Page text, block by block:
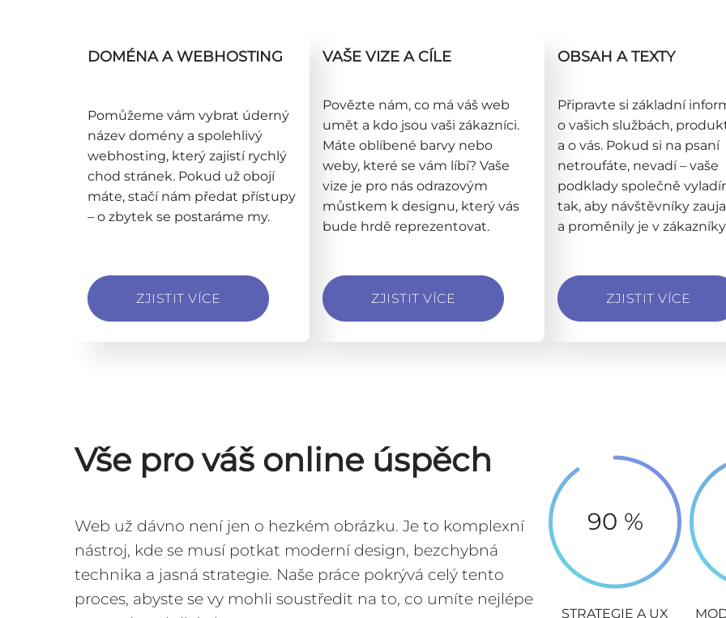
DOMÉNA A WEBHOSTING
Pomůžeme vám vybrat úderný
název domény a spolehlivý
webhosting, který zajistí rychlý
chod stránek. Pokud už obojí
máte, stačí nám předat přístupy
– o zbytek se postaráme my.
ZJISTIT VÍCE
VAŠE VIZE A CÍLE
Povězte nám, co má váš web
umět a kdo jsou vaši zákazníci.
Máte oblíbené barvy nebo
weby, které se vám líbí? Vaše
vize je pro nás odrazovým
můstkem k designu, který vás
bude hrdě reprezentovat.
ZJISTIT VÍCE
OBSAH A TEXTY
Připravte si základní
o vašich službách,
a o vás. Pokud si na psaní
netroufáte, nevadí – vaše
podklady společně
tak, aby návštěvníky
a proměnily je v
ZJISTIT VÍCE
Vše pro váš online úspěch
Web už dávno není jen o hezkém obrázku. Je to komplexní
nástroj, kde se musí potkat moderní design, bezchybná
technika a jasná strategie. Naše práce pokrývá celý tento
proces, abyste se vy mohli soustředit na to, co umíte nejlépe
90 %
STRATEGIE A UX